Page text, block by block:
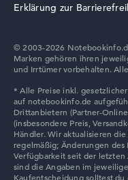
Erklärung zur
© 2003-2026
Marken gehören ihren
und Irrtümer vorbehalten.